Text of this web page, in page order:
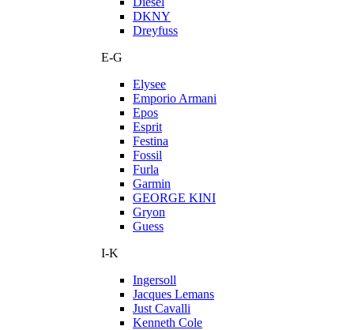
DKNY
Dreyfuss
E-G
Elysee
Emporio Armani
Epos
Esprit
Festina
Fossil
Furla
Garmin
GEORGE KINI
Gryon
Guess
I-K
Ingersoll
Jacques Lemans
Just Cavalli
Kenneth Cole